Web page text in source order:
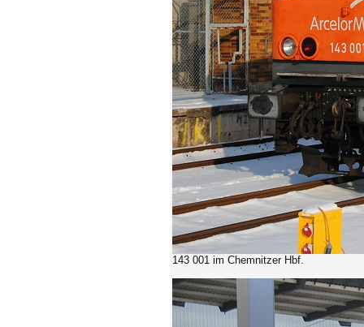
143 001 im Chemnitzer Hbf.